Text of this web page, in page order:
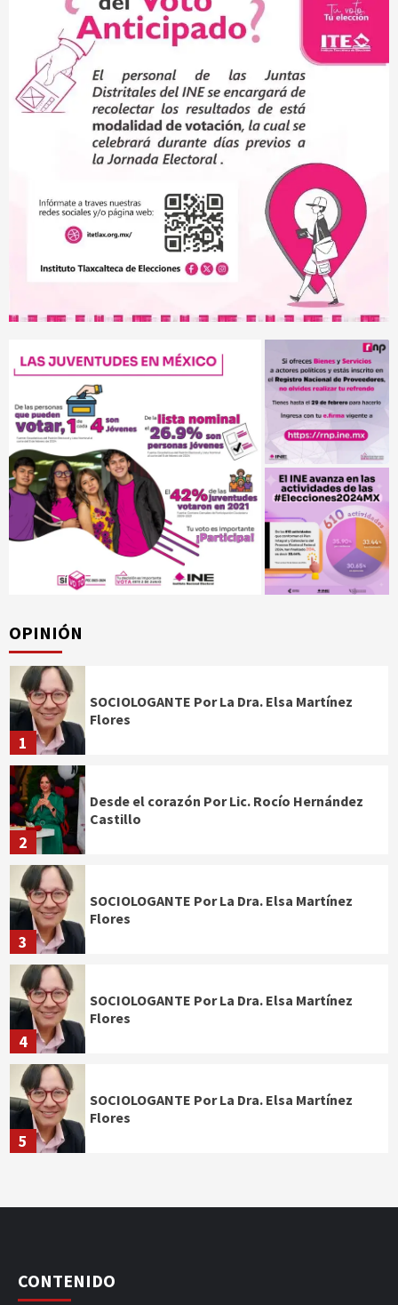
OPINIÓN
1
SOCIOLOGANTE Por La Dra. Elsa Martínez
Flores
2
Desde el corazón Por Lic. Rocío Hernández
Castillo
3
SOCIOLOGANTE Por La Dra. Elsa Martínez
Flores
4
SOCIOLOGANTE Por La Dra. Elsa Martínez
Flores
5
SOCIOLOGANTE Por La Dra. Elsa Martínez
Flores
CONTENIDO